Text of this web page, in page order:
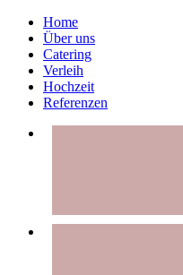
Home
Über uns
Catering
Verleih
Hochzeit
Referenzen